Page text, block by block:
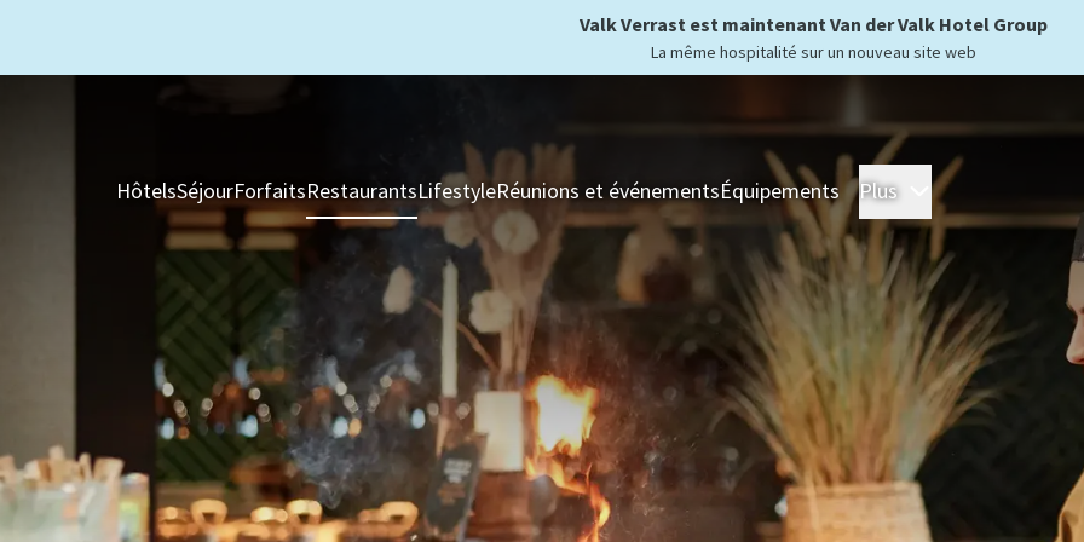
Valk Verrast est maintenant Van der Valk Hotel Group
La même hospitalité sur un nouveau site web
HôtelsSéjourForfaitsRestaurantsLifestyleRéunions et événementsÉquipements Plus Hôtels